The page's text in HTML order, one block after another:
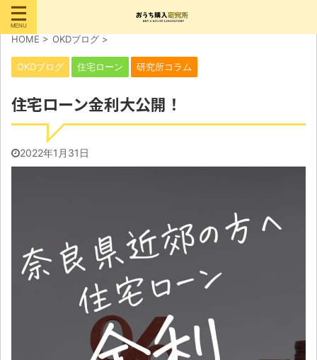
HOME > OKDブログ >
OKDブログ 住宅ローン 研究所コラム
住宅ローン金利大公開！
2022年1月31日